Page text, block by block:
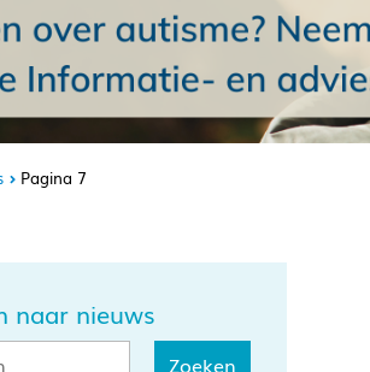
Pagina 7
naar nieuws